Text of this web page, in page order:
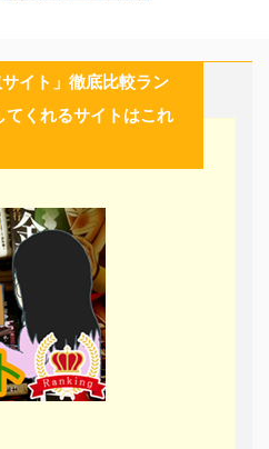
イト」徹底比較ラン
くれるサイトはこれ